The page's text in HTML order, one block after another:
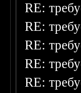
RE:
RE:
RE:
RE:
RE: